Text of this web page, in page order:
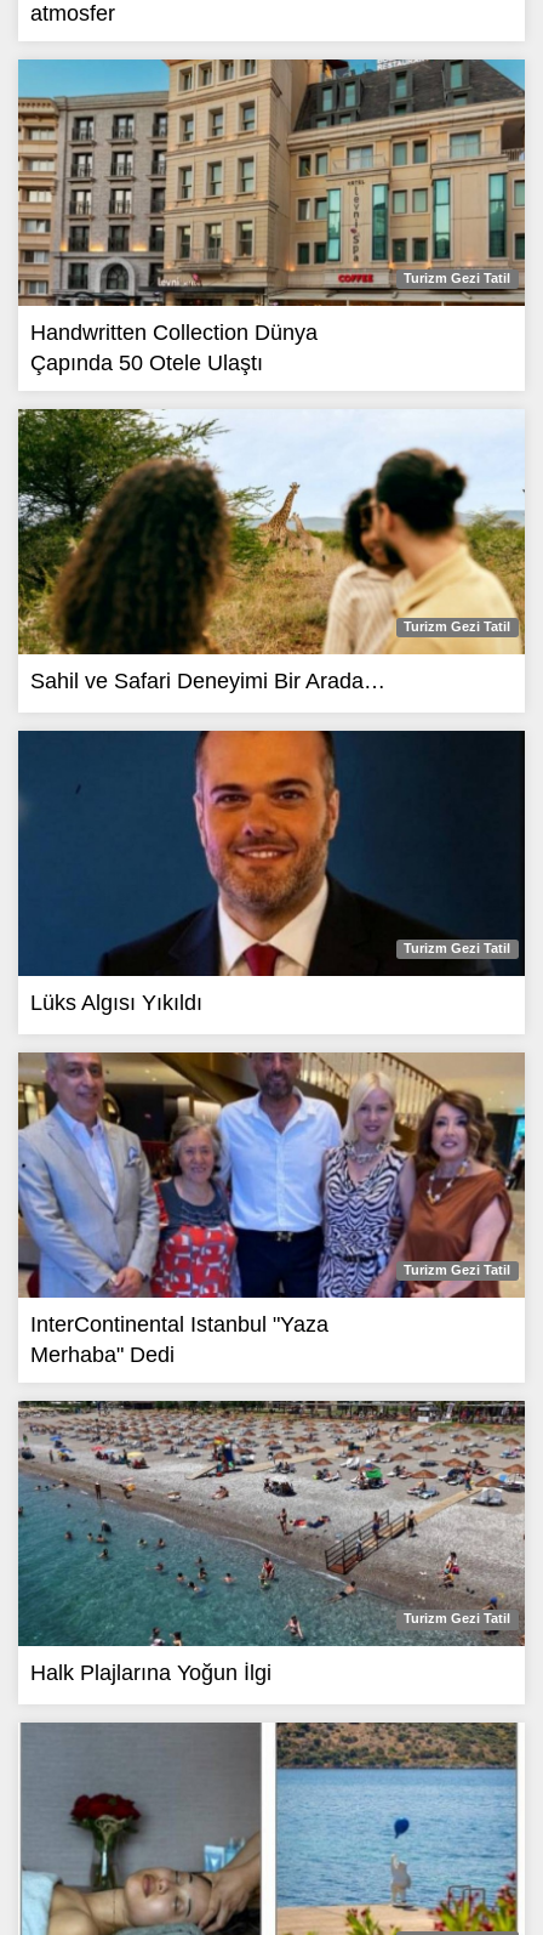
atmosfer
Turizm Gezi Tatil
Handwritten Collection Dünya
Çapında 50 Otele Ulaştı
Turizm Gezi Tatil
Sahil ve Safari Deneyimi Bir Arada…
Turizm Gezi Tatil
Lüks Algısı Yıkıldı
Turizm Gezi Tatil
InterContinental Istanbul "Yaza
Merhaba" Dedi
Turizm Gezi Tatil
Halk Plajlarına Yoğun İlgi